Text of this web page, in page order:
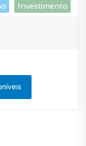
Investimento